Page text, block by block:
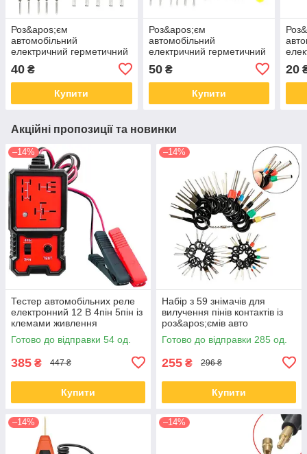
Роз&apos;єм
автомобільний
електричний герметичний
DJ7051-1.5 комплект 5pin
40 ₴
Купити
Роз&apos;єм
автомобільний
електричний герметичний
DJ7061-1.5 комплект 6 pin
50₴
Купити
20
Акційні пропозиції та новинки
–14%
Тестер автомобільних реле
електронний 12 В 4пін 5пін із
клемами живлення
Готово до відправки 54 од.
385 ₴ 447 ₴
Купити
–14%
Набір з 59 знімачів для
вилучення пінів контактів із
роз&apos;ємів авто
Готово до відправки 285 од.
255 ₴ 296 ₴
Купити
–14% –14%